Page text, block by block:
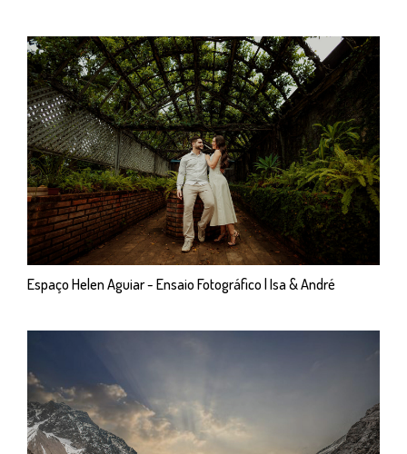
Espaço Helen Aguiar - Ensaio Fotográfico | Isa & André